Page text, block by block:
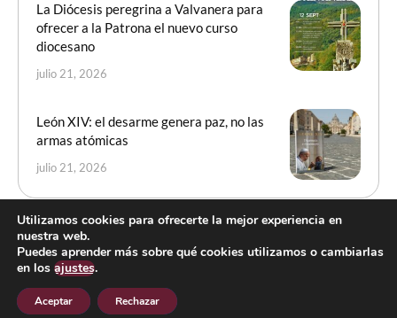
La Diócesis peregrina a Valvanera para
ofrecer a la Patrona el nuevo curso
diocesano
julio 21, 2026
León XIV: el desarme genera paz, no las
armas atómicas
julio 21, 2026
cmsmasters © 2026 / All Rights Reserved
Utilizamos cookies para ofrecerte la mejor experiencia en
nuestra web.
Puedes aprender más sobre qué cookies utilizamos o cambiarlas
en los ajustes.
Aceptar Rechazar